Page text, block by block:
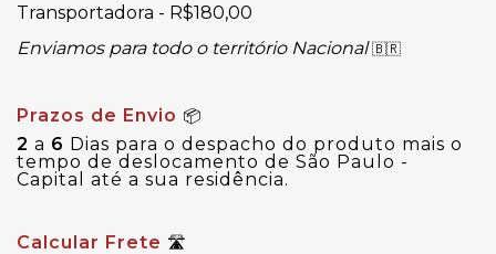
Transportadora - R$180,00
Enviamos para todo o território Nacional🇧🇷
Prazos de Envio 📦
2 a 6 Dias para o despacho do produto mais o
tempo de deslocamento de São Paulo -
Capital até a sua residência.
Calcular Frete 🛣